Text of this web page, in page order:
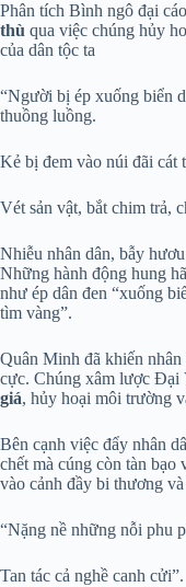
Phân tích Bình ngô đại
thù qua việc chúng hủy
của dân tộc ta
“Người bị ép xuống biển
thuồng luồng.
Kẻ bị đem vào núi đãi cát
Vét sản vật, bắt chim trả,
Nhiễu nhân dân, bẫy
Những hành động hung
như ép dân đen “xuống
tìm vàng”.
Quân Minh đã khiến
cực. Chúng xâm lược Đại
giá, hủy hoại môi trường
Bên cạnh việc đẩy nhân
chết mà cúng còn tàn bạo
vào cảnh đầy bi thương
“Nặng nề những nỗi phu
Tan tác cả nghề canh cửi”.